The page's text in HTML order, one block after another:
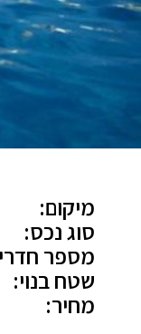
מיקום:
סוג נכס:
מספר
שטח בנוי:
מחיר: